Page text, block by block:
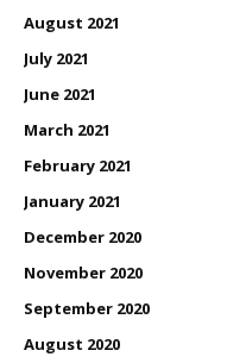
August 2021
July 2021
June 2021
March 2021
February 2021
January 2021
December 2020
November 2020
September 2020
August 2020